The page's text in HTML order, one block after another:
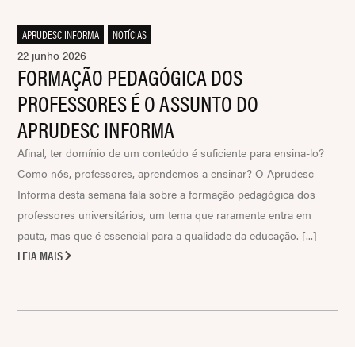
APRUDESC INFORMA
NOTÍCIAS
22 junho 2026
FORMAÇÃO PEDAGÓGICA DOS
PROFESSORES É O ASSUNTO DO
APRUDESC INFORMA
Afinal, ter domínio de um conteúdo é suficiente para ensina-lo?
Como nós, professores, aprendemos a ensinar? O Aprudesc
Informa desta semana fala sobre a formação pedagógica dos
professores universitários, um tema que raramente entra em
pauta, mas que é essencial para a qualidade da educação. [...]
LEIA MAIS